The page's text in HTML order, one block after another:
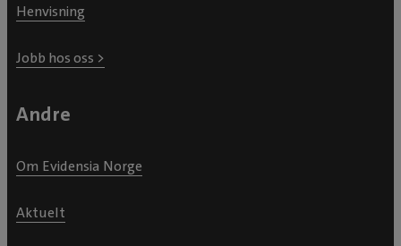
Henvisning
Jobb hos oss >
Andre
Om Evidensia Norge
Aktuelt